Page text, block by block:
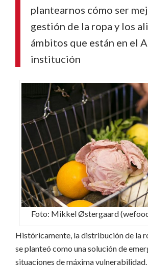
plantearnos cómo ser
gestión de la ropa y los
ámbitos que están en el
institución
Foto: Mikkel Østergaard
Históricamente, la distribución de la
se planteó como una solución de
situaciones de máxima